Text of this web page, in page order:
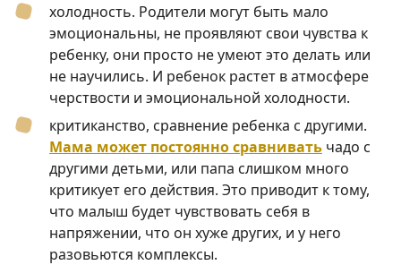
холодность. Родители могут быть мало
эмоциональны, не проявляют свои чувства к
ребенку, они просто не умеют это делать или
не научились. И ребенок растет в атмосфере
черствости и эмоциональной холодности.
критиканство, сравнение ребенка с другими.
Мама может постоянно сравнивать чадо с
другими детьми, или папа слишком много
критикует его действия. Это приводит к тому,
что малыш будет чувствовать себя в
напряжении, что он хуже других, и у него
разовьются комплексы.